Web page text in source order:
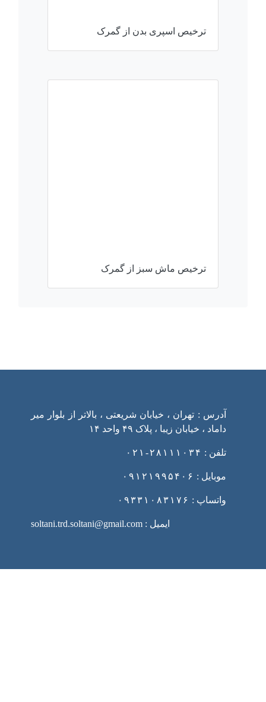
ترخیص اسپری بدن از گمرک
ترخیص ماش سبز از گمرک
آدرس : تهران ، خیابان شریعتی ، بالاتر از بلوار میر
داماد ، خیابان زیبا ، پلاک ۴۹ واحد ۱۴
تلفن : ۲۸۱۱۱۰۳۴-۰۲۱
موبایل : ۰۹۱۲۱۹۹۵۴۰۶
واتساپ : ۰۹۳۳۱۰۸۳۱۷۶
ایمیل : soltani.trd.soltani@gmail.com